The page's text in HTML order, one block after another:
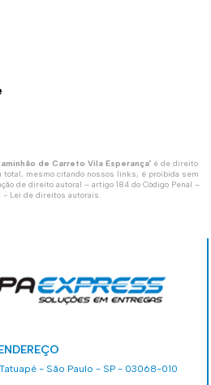
de Carreto Vila Esperança" é de direito
total, mesmo citando nossos links, é proibida sem
de direito autoral – artigo 184 do Código Penal –
- Lei de direitos autorais.
- São Paulo - SP - 03068-010